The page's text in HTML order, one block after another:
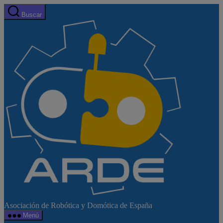
Saltar
Buscar
Asociación de Robótica y Domótica de España
Menú